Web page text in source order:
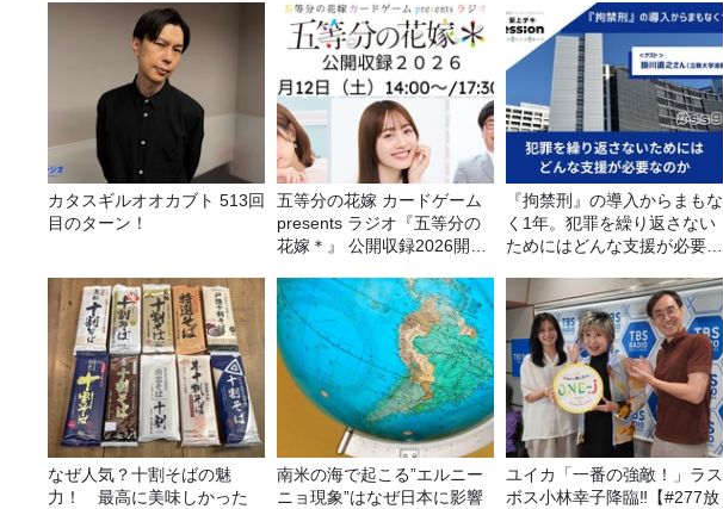
カタスギルオオカブト 513回
目のターン！
五等分の花嫁 カードゲーム
presents ラジオ『五等分の
花嫁＊』 公開収録2026開催
『拘禁刑』の導入からまもな
く1年。犯罪を繰り返さない
ためにはどんな支援が必要な
なぜ人気？十割そばの魅
力！ 最高に美味しかった
南米の海で起こる”エルニー
ニョ現象”はなぜ日本に影響
ユイカ「一番の強敵！」ラス
ボス小林幸子降臨‼【#277放